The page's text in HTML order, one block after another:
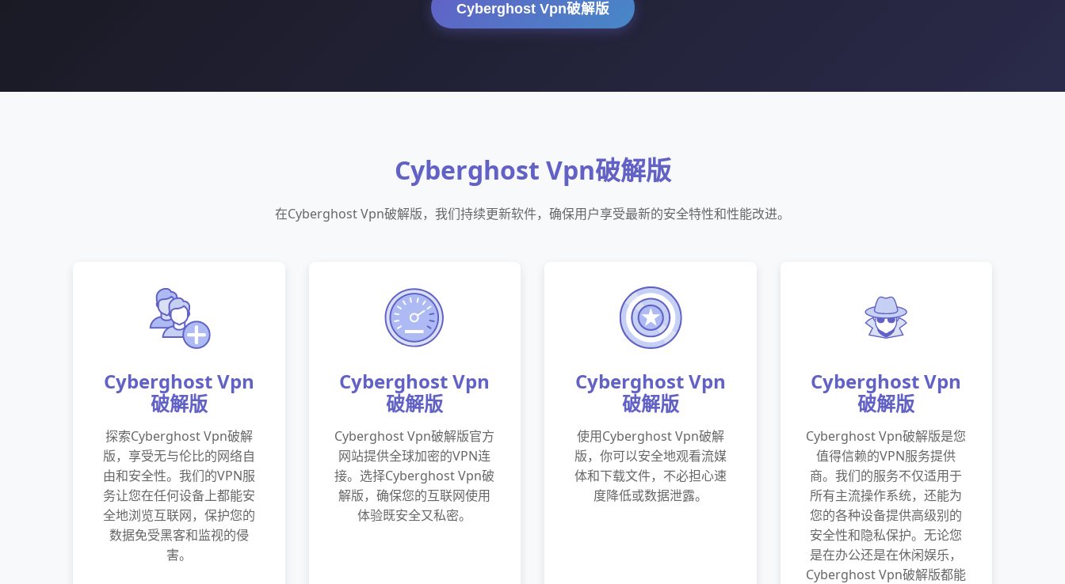
Cyberghost Vpn破解版
Cyberghost Vpn破解版
在Cyberghost Vpn破解版，我们持续更新软件，确保用户享受最新的安全特性和性能改进。
Cyberghost Vpn
破解版
探索Cyberghost Vpn破解
版，享受无与伦比的网络自
由和安全性。我们的VPN服
务让您在任何设备上都能安
全地浏览互联网，保护您的
数据免受黑客和监视的侵
害。
Cyberghost Vpn
破解版
Cyberghost Vpn破解版官方
网站提供全球加密的VPN连
接。选择Cyberghost Vpn破
解版，确保您的互联网使用
体验既安全又私密。
Cyberghost Vpn
破解版
使用Cyberghost Vpn破解
版，你可以安全地观看流媒
体和下载文件，不必担心速
度降低或数据泄露。
Cyberghost Vpn
破解版
Cyberghost Vpn破解版是您
值得信赖的VPN服务提供
商。我们的服务不仅适用于
所有主流操作系统，还能为
您的各种设备提供高级别的
安全性和隐私保护。无论您
是在办公还是在休闲娱乐，
Cyberghost Vpn破解版都能